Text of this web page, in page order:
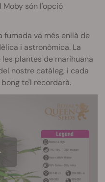
Moby són l'opció
fumada va més enllà de
i astronòmica. La
les plantes de marihuana
nostre catàleg, i cada
bongte'l recordarà.